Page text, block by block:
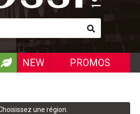
PROMOS
NEW
une région.